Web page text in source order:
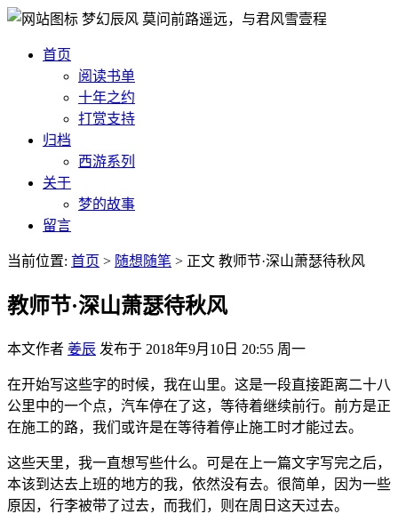
梦幻辰风 莫问前路遥远，与君风雪壹程
首页
阅读书单
十年之约
打赏支持
归档
西游系列
关于
梦的故事
留言
当前位置: 首页 > 随想随笔 > 正文 教师节·深山萧瑟待秋风
教师节·深山萧瑟待秋风
本文作者 姜辰 发布于 2018年9月10日 20:55 周一
在开始写这些字的时候，我在山里。这是一段直接距离二十八
公里中的一个点，汽车停在了这，等待着继续前行。前方是正
在施工的路，我们或许是在等待着停止施工时才能过去。
这些天里，我一直想写些什么。可是在上一篇文字写完之后，
本该到达去上班的地方的我，依然没有去。很简单，因为一些
原因，行李被带了过去，而我们，则在周日这天过去。